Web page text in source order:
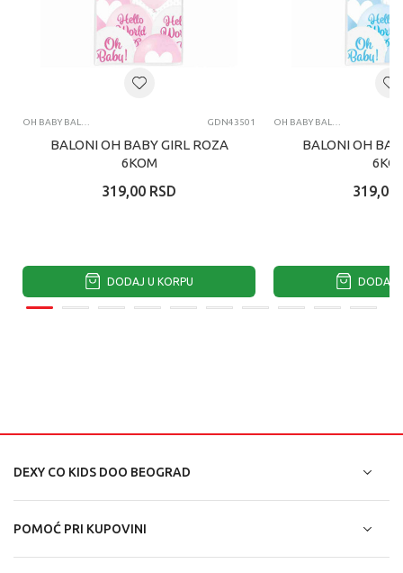
OH BABY BALONI GDN43501
BALONI OH BABY GIRL ROZA
6KOM
319,00 RSD
DODAJ U KORPU
OH BABY BALONI
BALONI OH
319,00
DODAJ
DEXY CO KIDS DOO BEOGRAD
POMOĆ PRI KUPOVINI